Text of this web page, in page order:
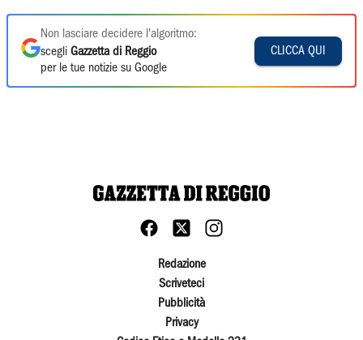
Non lasciare decidere l'algoritmo:
scegli Gazzetta di Reggio
per le tue notizie su Google
CLICCA QUI
Redazione
Scriveteci
Pubblicità
Privacy